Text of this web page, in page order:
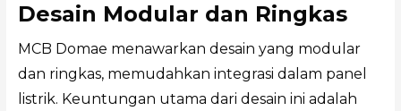
Desain Modular dan Ringkas
MCB Domae menawarkan desain yang modular
dan ringkas, memudahkan integrasi dalam panel
listrik. Keuntungan utama dari desain ini adalah